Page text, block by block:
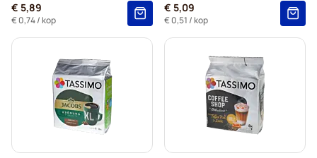
€ 5,89
€ 0,74/ kop
€ 5,09
€ 0,51 / kop